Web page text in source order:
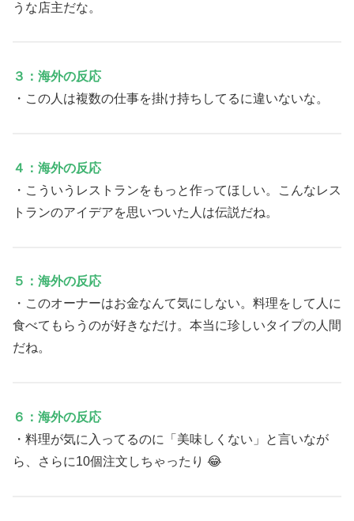
うな店主だな。
３：海外の反応
・この人は複数の仕事を掛け持ちしてるに違いないな。
４：海外の反応
・こういうレストランをもっと作ってほしい。こんなレス
トランのアイデアを思いついた人は伝説だね。
５：海外の反応
・このオーナーはお金なんて気にしない。料理をして人に
食べてもらうのが好きなだけ。本当に珍しいタイプの人間
だね。
６：海外の反応
・料理が気に入ってるのに「美味しくない」と言いなが
ら、さらに10個注文しちゃったり 😂